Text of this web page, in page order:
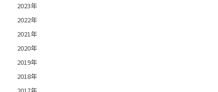
2023年
2022年
2021年
2020年
2019年
2018年